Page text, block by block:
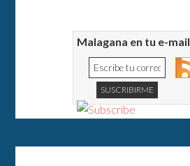
Malagana en tu e-mail